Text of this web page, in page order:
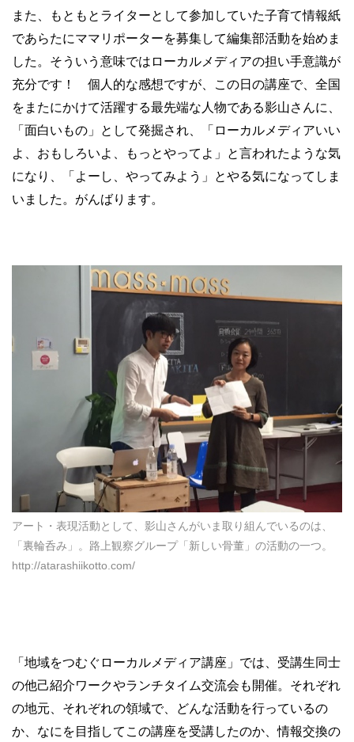
また、もともとライターとして参加していた子育て情報紙
であらたにママリポーターを募集して編集部活動を始めま
した。そういう意味ではローカルメディアの担い手意識が
充分です！ 個人的な感想ですが、この日の講座で、全国
をまたにかけて活躍する最先端な人物である影山さんに、
「面白いもの」として発掘され、「ローカルメディアいい
よ、おもしろいよ、もっとやってよ」と言われたような気
になり、「よーし、やってみよう」とやる気になってしま
いました。がんばります。
アート・表現活動として、影山さんがいま取り組んでいるのは、
「裏輪呑み」。路上観察グループ「新しい骨董」の活動の一つ。
http://atarashiikotto.com/
「地域をつむぐローカルメディア講座」では、受講生同士
の他己紹介ワークやランチタイム交流会も開催。それぞれ
の地元、それぞれの領域で、どんな活動を行っているの
か、なにを目指してこの講座を受講したのか、情報交換の